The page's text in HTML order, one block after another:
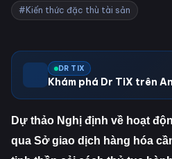
#Kiến thức đặc thù tài sản
DR TIX
Khám phá Dr TiX trên
Dự thảo Nghị định về hoạt
qua Sở giao dịch hàng hóa